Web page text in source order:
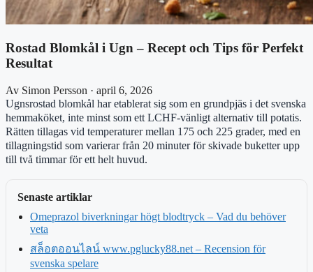
Rostad Blomkål i Ugn – Recept och Tips för Perfekt
Resultat
Av Simon Persson · april 6, 2026
Ugnsrostad blomkål har etablerat sig som en grundpjäs i det svenska
hemmaköket, inte minst som ett LCHF-vänligt alternativ till potatis.
Rätten tillagas vid temperaturer mellan 175 och 225 grader, med en
tillagningstid som varierar från 20 minuter för skivade buketter upp
till två timmar för ett helt huvud.
Senaste artiklar
Omeprazol biverkningar högt blodtryck – Vad du behöver
veta
สล็อตออนไลน์ www.pglucky88.net – Recension för
svenska spelare